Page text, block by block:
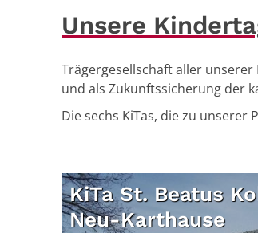
Unsere
Trägergesellschaft aller unserer
und als Zukunftssicherung der
Die sechs KiTas, die zu
KiTa St. Beatus
Neu-Karthause